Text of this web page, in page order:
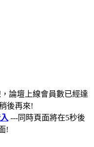
論壇上線會員數已經達
後再來!
---同時頁面將在5秒後
!